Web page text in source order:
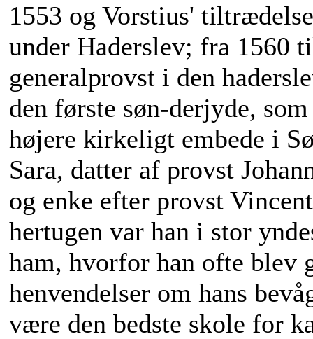
1553 og Vorstius'
under Haderslev; fra 1560
generalprovst i den
den første søn-derjyde,
højere kirkeligt embede i
Sara, datter af provst
og enke efter provst
hertugen var han i stor
ham, hvorfor han ofte blev
henvendelser om hans
være den bedste skole for